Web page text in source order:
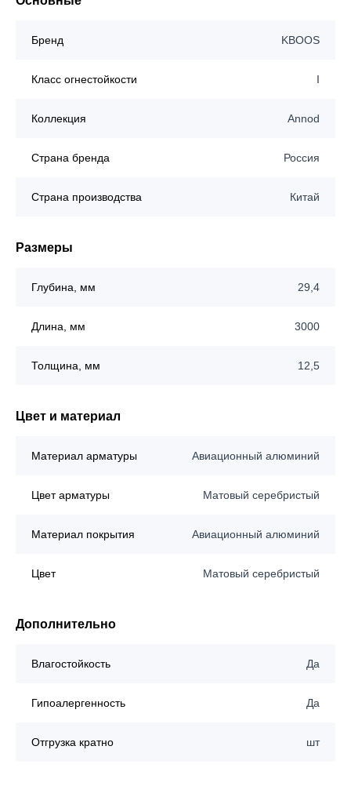
Бренд KBOOS
Класс огнестойкости I
Коллекция Annod
Страна бренда Россия
Страна производства Китай
Размеры
Глубина, мм 29,4
Длина, мм 3000
Толщина, мм 12,5
Цвет и материал
Материал арматуры Авиационный алюминий
Цвет арматуры Матовый серебристый
Материал покрытия Авиационный алюминий
Цвет Матовый серебристый
Дополнительно
Влагостойкость Да
Гипоалергенность Да
Отгрузка кратно шт